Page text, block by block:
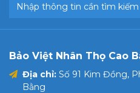
Bảo Việt Nhân Thọ Cao
Địa chỉ: Số 91 Kim Đồng,
Bằng